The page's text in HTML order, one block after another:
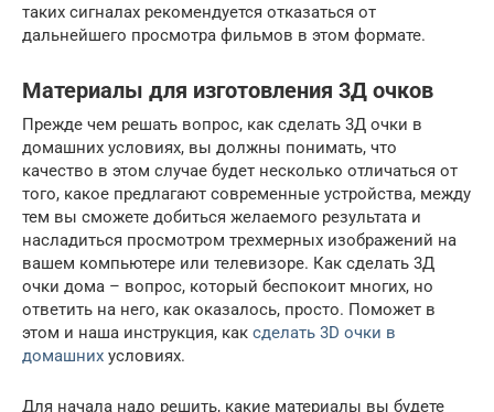
таких сигналах рекомендуется отказаться от
дальнейшего просмотра фильмов в этом формате.
Материалы для изготовления 3Д очков
Прежде чем решать вопрос, как сделать 3Д очки в
домашних условиях, вы должны понимать, что
качество в этом случае будет несколько отличаться от
того, какое предлагают современные устройства, между
тем вы сможете добиться желаемого результата и
насладиться просмотром трехмерных изображений на
вашем компьютере или телевизоре. Как сделать 3Д
очки дома – вопрос, который беспокоит многих, но
ответить на него, как оказалось, просто. Поможет в
этом и наша инструкция, как сделать 3D очки в
домашних условиях.
Для начала надо решить, какие материалы вы будете